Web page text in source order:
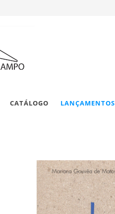
CATÁLOGO LANÇAMENTOS